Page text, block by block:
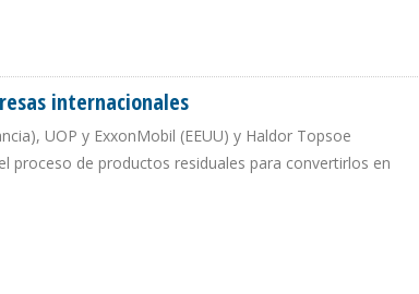
internacionales
UOP y ExxonMobil (EEUU) y Haldor Topsoe
proceso de productos residuales para convertirlos en